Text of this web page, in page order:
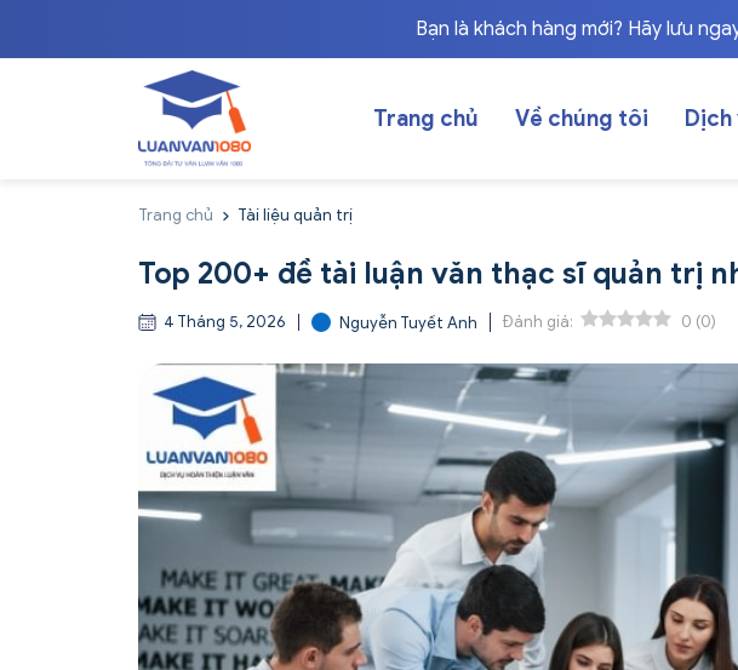
Bạn là khách hàng mới? Hãy lưu
Trang chủ Về chúng tôi Dịch
Trang chủ Tài liệu quản trị
Top 200+ đề tài luận văn thạc sĩ quản trị
4 Tháng 5, 2026 Nguyễn Tuyết Anh Đánh giá: 0 (0)